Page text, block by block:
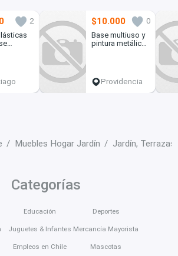
2
$10.000
0
Base multiuso y
pintura metálica
Providencia
Muebles Hogar Jardín Jardín,
Categorías
Educación
Juguetes & Infantes
Empleos en Chile
Deportes
Mercancía Mayorista
Mascotas